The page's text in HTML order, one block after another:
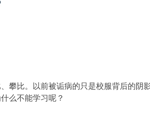
攀比。以前被诟病的只是校服背后的阴
么不能学习呢？